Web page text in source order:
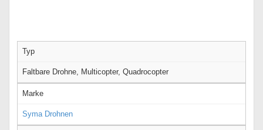
Typ
Faltbare Drohne, Multicopter, Quadrocopter
Marke
Syma Drohnen